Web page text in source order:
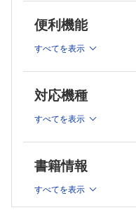
優先順位の決定
炎症を抑えたいのか、
期間の決め方
ずっと続ける治療とは
ある程度治療したら止
3～4週間という「持ち
単回～数日のみの投与
便利機能
すべてを表示
対応機種
すべてを表示
書籍情報
すべてを表示